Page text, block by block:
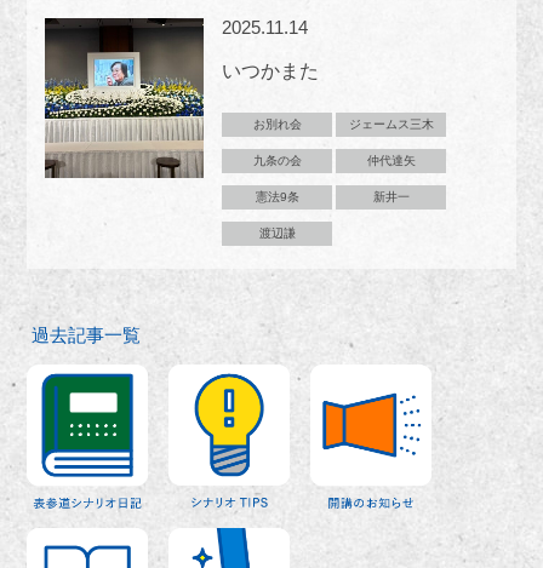
2025.11.14
いつかまた
お別れ会 ジェームス三木
九条の会 仲代達矢
憲法9条 新井一
渡辺謙
過去記事一覧